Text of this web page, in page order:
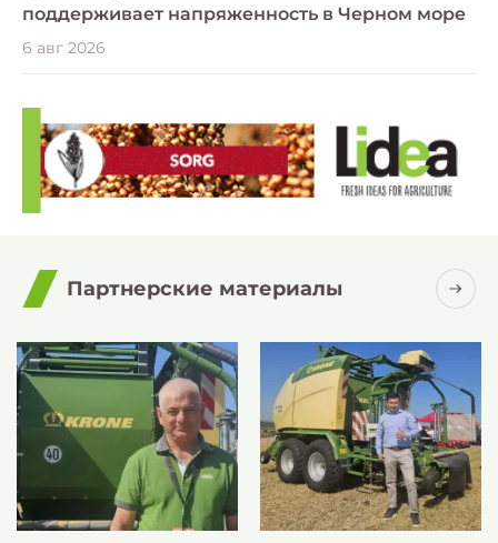
поддерживает напряженность в Черном море
6 авг 2026
Партнерские материалы